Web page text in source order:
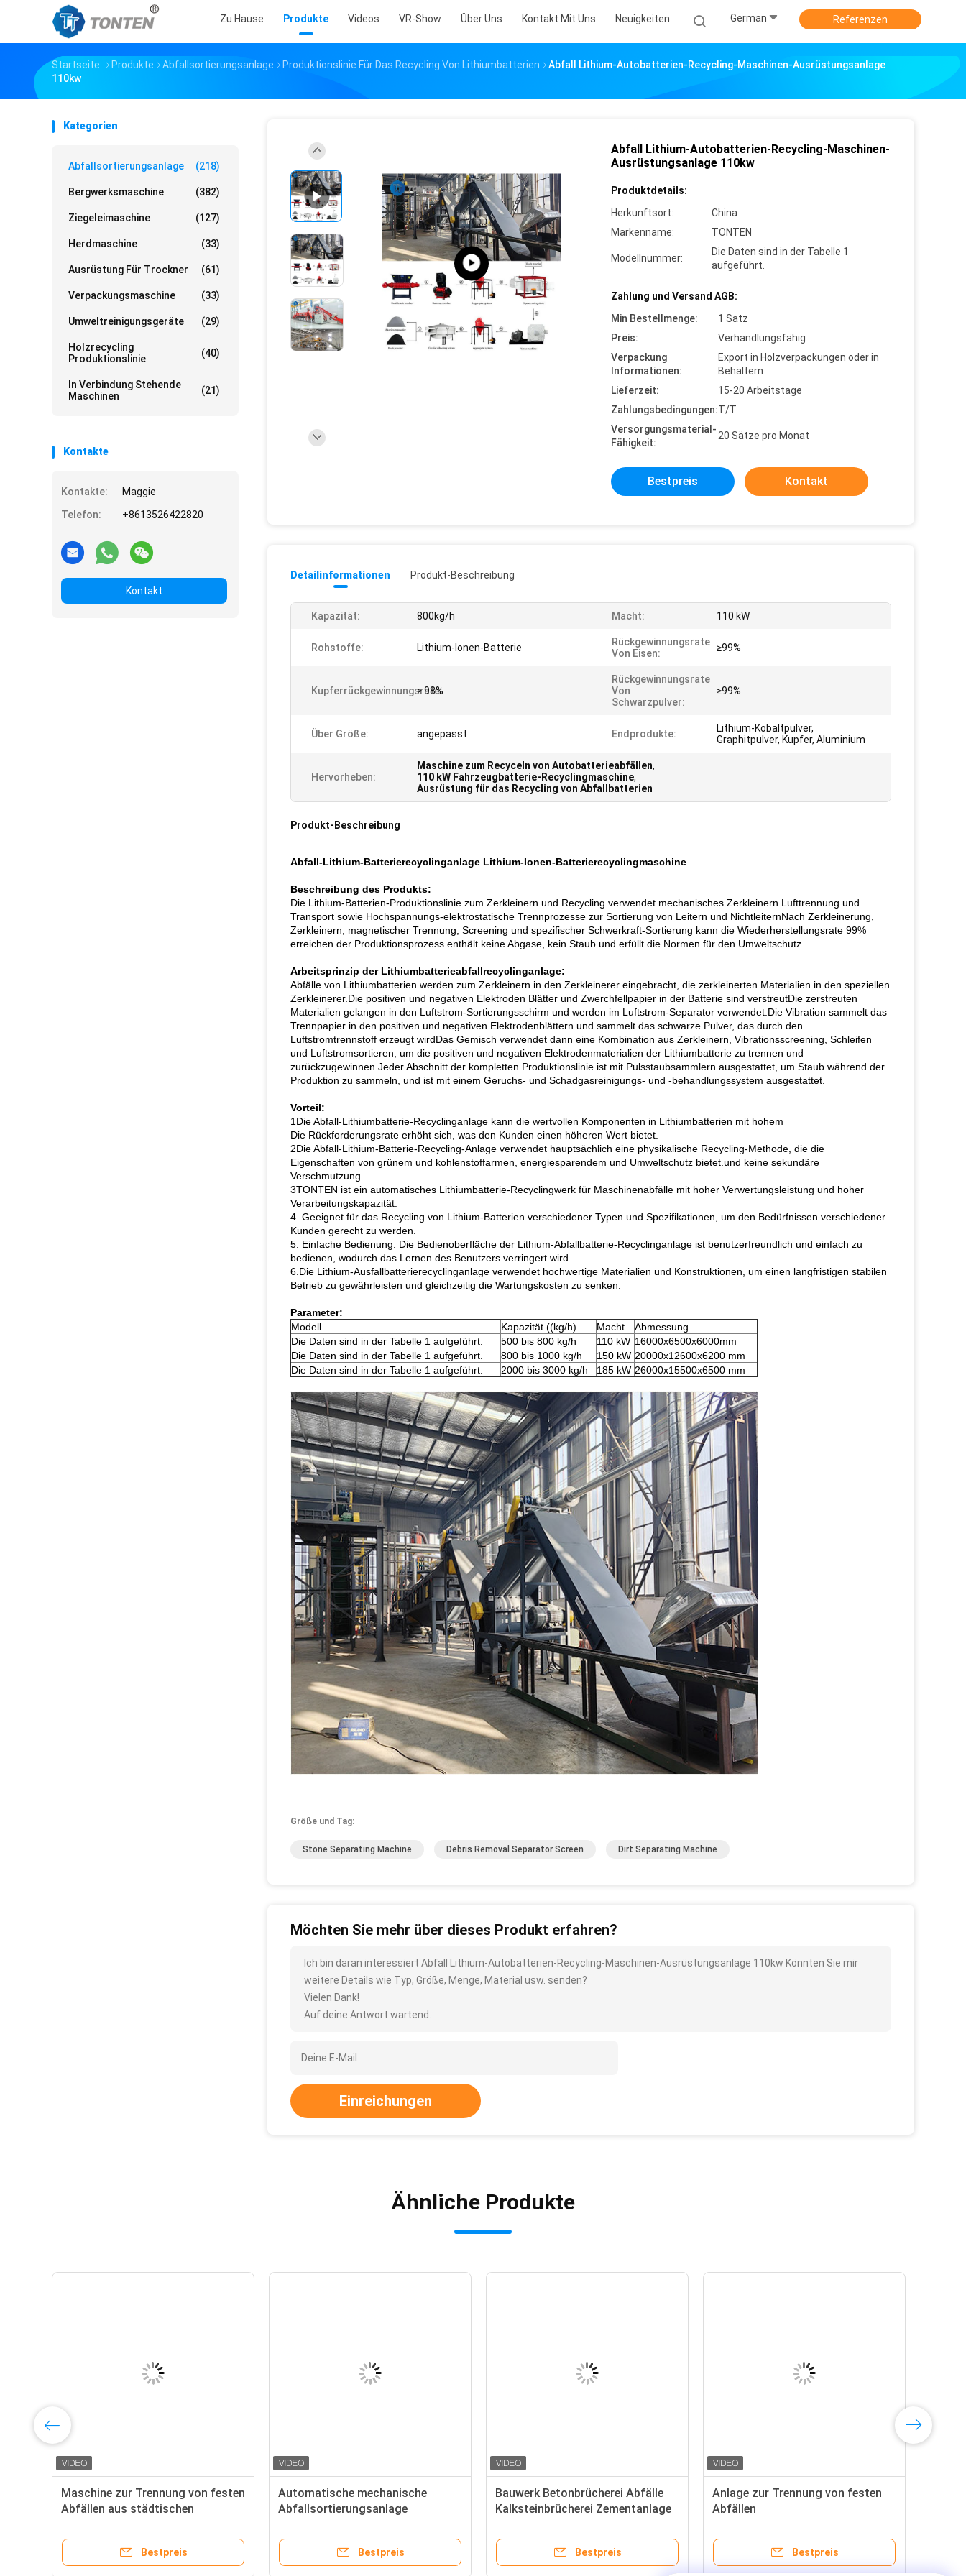
Zu Hause Produkte Videos VR-Show Über Uns Kontakt Mit Uns Neuigkeiten German Referenzen
Startseite Produkte Abfallsortierungsanlage Produktionslinie Für Das Recycling Von Lithiumbatterien
Abfall Lithium-Autobatterien-Recycling-Maschinen-Ausrüstungsanlage
110kw
Kategorien
Abfallsortierungsanlage (218)
Bergwerksmaschine (382)
Ziegeleimaschine (127)
Herdmaschine (33)
Ausrüstung Für Trockner (61)
Verpackungsmaschine (33)
Umweltreinigungsgeräte (29)
Holzrecycling
Produktionslinie
(40)
In Verbindung Stehende
Maschinen
(21)
Kontakte
Kontakte:
Maggie
Telefon:
+8613526422820
Kontakt
Abfall Lithium-Autobatterien-Recycling-Maschinen-
Ausrüstungsanlage 110kw
Produktdetails:
Herkunftsort:
China
Markenname:
TONTEN
Modellnummer:
Die Daten sind in der Tabelle 1
aufgeführt.
Zahlung und Versand AGB:
Min Bestellmenge:
1 Satz
Preis:
Verhandlungsfähig
Verpackung
Informationen:
Export in Holzverpackungen oder in
Behältern
Lieferzeit:
15-20 Arbeitstage
Zahlungsbedingungen:T/T
Versorgungsmaterial-
Fähigkeit:
20 Sätze pro Monat
Bestpreis Kontakt
Detailinformationen Produkt-Beschreibung
Kapazität: 800kg/h Macht: 110 kW
Rohstoffe: Lithium-Ionen-Batterie
Rückgewinnungsrate
Von Eisen:
≥99%
Kupferrückgewinnungsrate:
≥ 98%
Rückgewinnungsrate
Von
Schwarzpulver:
≥99%
Über Größe: angepasst Endprodukte:
Lithium-Kobaltpulver,
Graphitpulver, Kupfer, Aluminium
Hervorheben:
Maschine zum Recyceln von Autobatterieabfällen,
110 kW Fahrzeugbatterie-Recyclingmaschine,
Ausrüstung für das Recycling von Abfallbatterien
Produkt-Beschreibung
Abfall-Lithium-Batterierecyclinganlage Lithium-Ionen-Batterierecyclingmaschine
Beschreibung des Produkts:
Die Lithium-Batterien-Produktionslinie zum Zerkleinern und Recycling verwendet mechanisches Zerkleinern.Lufttrennung und
Transport sowie Hochspannungs-elektrostatische Trennprozesse zur Sortierung von Leitern und NichtleiternNach Zerkleinerung,
Zerkleinern, magnetischer Trennung, Screening und spezifischer Schwerkraft-Sortierung kann die Wiederherstellungsrate 99%
erreichen.der Produktionsprozess enthält keine Abgase, kein Staub und erfüllt die Normen für den Umweltschutz.
Arbeitsprinzip der Lithiumbatterieabfallrecyclinganlage:
Abfälle von Lithiumbatterien werden zum Zerkleinern in den Zerkleinerer eingebracht, die zerkleinerten Materialien in den speziellen
Zerkleinerer.Die positiven und negativen Elektroden Blätter und Zwerchfellpapier in der Batterie sind verstreutDie zerstreuten
Materialien gelangen in den Luftstrom-Sortierungsschirm und werden im Luftstrom-Separator verwendet.Die Vibration sammelt das
Trennpapier in den positiven und negativen Elektrodenblättern und sammelt das schwarze Pulver, das durch den
Luftstromtrennstoff erzeugt wirdDas Gemisch verwendet dann eine Kombination aus Zerkleinern, Vibrationsscreening, Schleifen
und Luftstromsortieren, um die positiven und negativen Elektrodenmaterialien der Lithiumbatterie zu trennen und
zurückzugewinnen.Jeder Abschnitt der kompletten Produktionslinie ist mit Pulsstaubsammlern ausgestattet, um Staub während der
Produktion zu sammeln, und ist mit einem Geruchs- und Schadgasreinigungs- und -behandlungssystem ausgestattet.
Vorteil:
1Die Abfall-Lithiumbatterie-Recyclinganlage kann die wertvollen Komponenten in Lithiumbatterien mit hohem
Die Rückforderungsrate erhöht sich, was den Kunden einen höheren Wert bietet.
2Die Abfall-Lithium-Batterie-Recycling-Anlage verwendet hauptsächlich eine physikalische Recycling-Methode, die die
Eigenschaften von grünem und kohlenstoffarmen, energiesparendem und Umweltschutz bietet.und keine sekundäre
Verschmutzung.
3TONTEN ist ein automatisches Lithiumbatterie-Recyclingwerk für Maschinenabfälle mit hoher Verwertungsleistung und hoher
Verarbeitungskapazität.
4. Geeignet für das Recycling von Lithium-Batterien verschiedener Typen und Spezifikationen, um den Bedürfnissen verschiedener
Kunden gerecht zu werden.
5. Einfache Bedienung: Die Bedienoberfläche der Lithium-Abfallbatterie-Recyclinganlage ist benutzerfreundlich und einfach zu
bedienen, wodurch das Lernen des Benutzers verringert wird.
6. Die Lithium-Ausfallbatterierecyclinganlage verwendet hochwertige Materialien und Konstruktionen, um einen langfristigen stabilen
Betrieb zu gewährleisten und gleichzeitig die Wartungskosten zu senken.
Parameter:
Modell
Kapazität ((kg/h) Macht
Abmessung
Die Daten sind in der Tabelle 1 aufgeführt.
500 bis 800 kg/h 110 kW 16000x6500x6000mm
Die Daten sind in der Tabelle 1 aufgeführt.
800 bis 1000 kg/h 150 kW 20000x12600x6200 mm
Die Daten sind in der Tabelle 1 aufgeführt.
2000 bis 3000 kg/h 185 kW 26000x15500x6500 mm
Größe und Tag:
Stone Separating Machine Debris Removal Separator Screen Dirt Separating Machine
Möchten Sie mehr über dieses Produkt erfahren?
Ich bin daran interessiert Abfall Lithium-Autobatterien-Recycling-Maschinen-Ausrüstungsanlage 110kw Könnten Sie mir
weitere Details wie Typ, Größe, Menge, Material usw. senden?
Vielen Dank!
Auf deine Antwort wartend.
Einreichungen
Ähnliche Produkte
Maschine zur Trennung von festen
Abfällen aus städtischen
Kalkstein
Bestpreis
Automatische mechanische
Abfallsortierungsanlage
Hausmüll
Bestpreis
Bauwerk Betonbrücherei Abfälle
Kalksteinbrücherei Zementanlage
Bestpreis
Anlage zur Trennung von festen
Abfällen
Bestpreis